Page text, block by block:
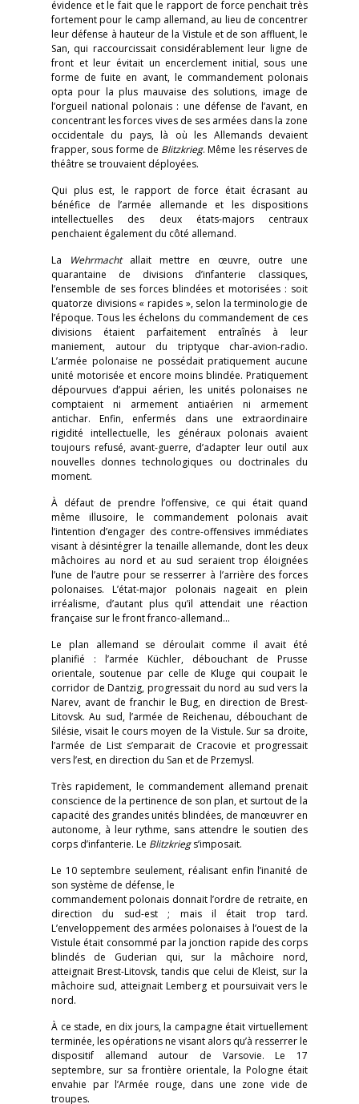
évidence et le fait que le rapport de force penchait très
fortement pour le camp allemand, au lieu de concentrer
leur défense à hauteur de la Vistule et de son affluent, le
San, qui raccourcissait considérablement leur ligne de
front et leur évitait un encerclement initial, sous une
forme de fuite en avant, le commandement polonais
opta pour la plus mauvaise des solutions, image de
l’orgueil national polonais : une défense de l’avant, en
concentrant les forces vives de ses armées dans la zone
occidentale du pays, là où les Allemands devaient
frapper, sous forme de Blitzkrieg. Même les réserves de
théâtre se trouvaient déployées.
Qui plus est, le rapport de force était écrasant au
bénéfice de l’armée allemande et les dispositions
intellectuelles des deux états-majors centraux
penchaient également du côté allemand.
La
Wehrmachtallait mettre en œuvre, outre une
quarantaine de divisions d’infanterie classiques,
l’ensemble de ses forces blindées et motorisées : soit
quatorze divisions « rapides », selon la terminologie de
l’époque. Tous les échelons du commandement de ces
divisions étaient parfaitement entraînés à leur
maniement, autour du triptyque char-avion-radio.
L’armée polonaise ne possédait pratiquement aucune
unité motorisée et encore moins blindée. Pratiquement
dépourvues d’appui aérien, les unités polonaises ne
comptaient ni armement antiaérien ni armement
antichar. Enfin, enfermés dans une extraordinaire
rigidité intellectuelle, les généraux polonais avaient
toujours refusé, avant-guerre, d’adapter leur outil aux
nouvelles donnes technologiques ou doctrinales du
moment.
À défaut de prendre l’offensive, ce qui était quand
même illusoire, le commandement polonais avait
l’intention d’engager des contre-offensives immédiates
visant à désintégrer la tenaille allemande, dont les deux
mâchoires au nord et au sud seraient trop éloignées
l’une de l’autre pour se resserrer à l’arrière des forces
polonaises. L’état-major polonais nageait en plein
irréalisme, d’autant plus qu’il attendait une réaction
française sur le front franco-allemand…
Le plan allemand se déroulait comme il avait été
planifié : l’armée Küchler, débouchant de Prusse
orientale, soutenue par celle de Kluge qui coupait le
corridor de Dantzig, progressait du nord au sud vers la
Narev, avant de franchir le Bug, en direction de Brest-
Litovsk. Au sud, l’armée de Reichenau, débouchant de
Silésie, visait le cours moyen de la Vistule. Sur sa droite,
l’armée de List s’emparait de Cracovie et progressait
vers l’est, en direction du San et de Przemysl.
Très rapidement, le commandement allemand prenait
conscience de la pertinence de son plan, et surtout de la
capacité des grandes unités blindées, de manœuvrer en
autonome, à leur rythme, sans attendre le soutien des
corps d’infanterie. Le Blitzkriegs’imposait.
Le 10 septembre seulement, réalisant enfin l’inanité de
son système de défense, le
commandement polonais donnait l’ordre de retraite, en
direction du sud-est ; mais il était trop tard.
L’enveloppement des armées polonaises à l’ouest de la
Vistule était consommé par la jonction rapide des corps
blindés de Guderian qui, sur la mâchoire nord,
atteignait Brest-Litovsk, tandis que celui de Kleist, sur la
mâchoire sud, atteignait Lemberg et poursuivait vers le
nord.
À ce stade, en dix jours, la campagne était virtuellement
terminée, les opérations ne visant alors qu’à resserrer le
dispositif allemand autour de Varsovie. Le 17
septembre, sur sa frontière orientale, la Pologne était
envahie par l’Armée rouge, dans une zone vide de
troupes.